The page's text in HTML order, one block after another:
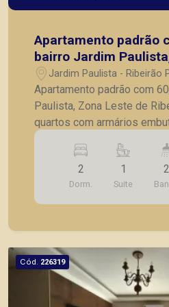
Apartamento padrão
bairro Jardim
Ribeirão Preto/SP.
Jardim Paulista - Ribeirão
Apartamento padrão com
Paulista, Zona Leste de
quartos com armários
Banheiro social; - Sala para
Sacada; - Cozinha com
vaga de garagem. A Piramid tem como objetivo
atender seus clientes com
em locação, vendas de
2
Dorm.
1
Suite
2
Cód. 226319